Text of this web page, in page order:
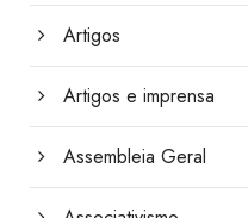
Artigos
Artigos e imprensa
Assembleia Geral